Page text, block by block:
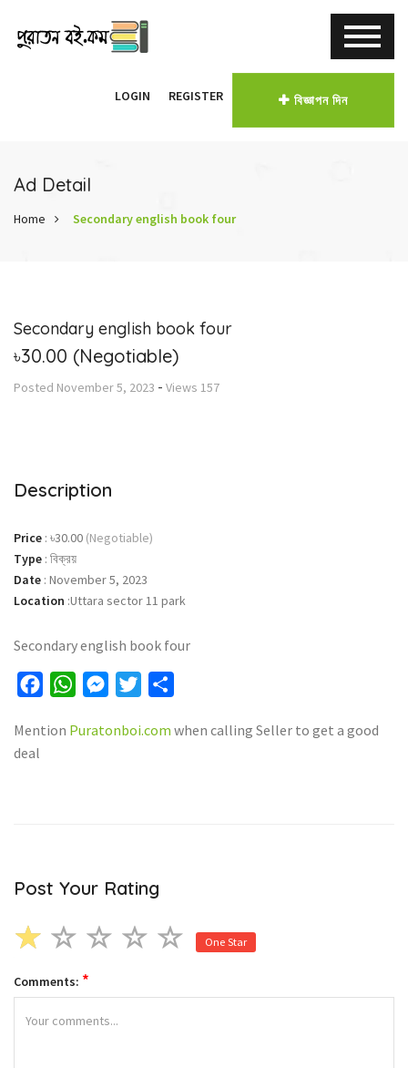
LOGIN REGISTER বিজ্ঞাপন দিন
Ad Detail
Home Secondary english book four
Secondary english book four
৳30.00 (Negotiable)
Posted November 5, 2023 - Views 157
Description
Price : ৳30.00 (Negotiable)
Type : বিক্রয়
Date : November 5, 2023
Location :Uttara sector 11 park
Secondary english book four
FacebookWhatsAppMessenger
Twitter
Mention Puratonboi.com when calling Seller to get a good
deal
Post Your Rating
One Star
Comments: *